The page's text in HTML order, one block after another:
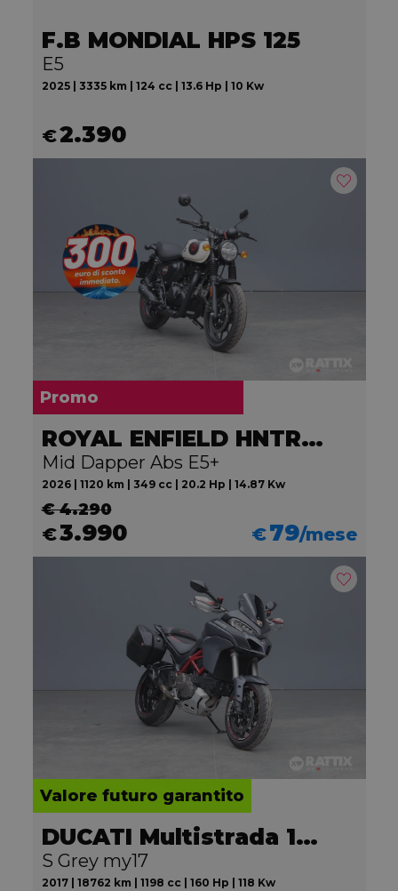
F.B MONDIAL HPS 125
E5
2025 | 3335 km | 124 cc | 13.6 Hp | 10 Kw
€2.390
Promo
ROYAL ENFIELD HNTR 350
Mid Dapper Abs E5+
2026 | 1120 km | 349 cc | 20.2 Hp | 14.87 Kw
€ 4.290
€3.990 €79/mese
Valore futuro garantito
DUCATI Multistrada 1200
S Grey my17
2017 | 18762 km | 1198 cc | 160 Hp | 118 Kw